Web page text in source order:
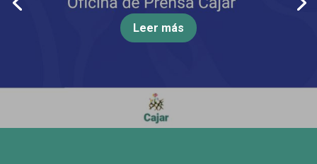
Leer más